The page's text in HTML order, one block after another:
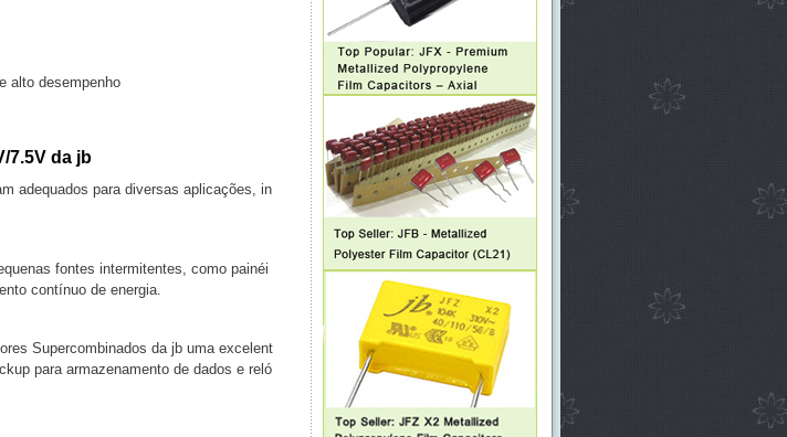
alto desempenho
7.5V da jb
adequados para diversas aplicações, in
fontes intermitentes, como painéi
contínuo de energia.
Supercombinados da jb uma excelent
para armazenamento de dados e reló